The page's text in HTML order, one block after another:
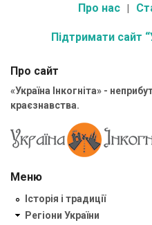
Про нас
Підтримати сайт
Про сайт
«Україна Інкогніта» -
краєзнавства.
Меню
Історія і традиції
Регіони України